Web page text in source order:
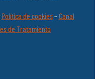
Política de cookies–Canal
de Tratamiento